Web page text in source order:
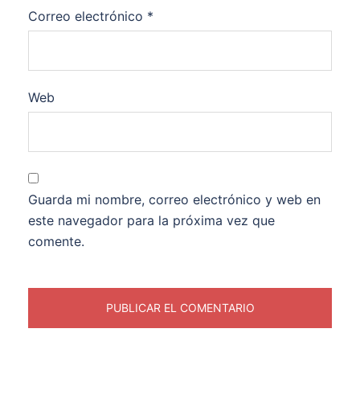
Correo electrónico *
Web
Guarda mi nombre, correo electrónico y web en
este navegador para la próxima vez que
comente.